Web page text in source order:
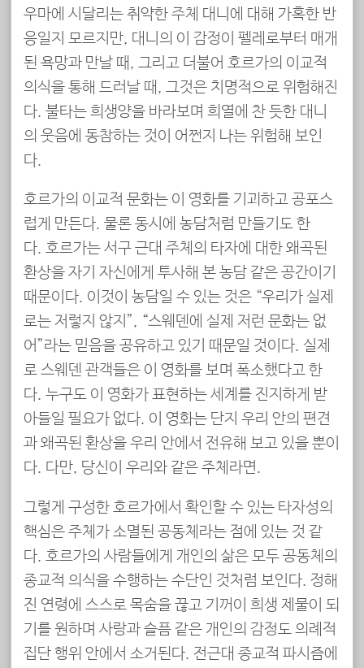
우마에 시달리는 취약한 주체 대니에 대해 가혹한 반
응일지 모르지만, 대니의 이 감정이 펠레로부터 매개
된 욕망과 만날 때, 그리고 더불어 호르가의 이교적
의식을 통해 드러날 때, 그것은 치명적으로 위험해진
다. 불타는 희생양을 바라보며 희열에 찬 듯한 대니
의 웃음에 동참하는 것이 어쩐지 나는 위험해 보인
다.
호르가의 이교적 문화는 이 영화를 기괴하고 공포스
럽게 만든다. 물론 동시에 농담처럼 만들기도 한
다. 호르가는 서구 근대 주체의 타자에 대한 왜곡된
환상을 자기 자신에게 투사해 본 농담 같은 공간이기
때문이다. 이것이 농담일 수 있는 것은 “우리가 실제
로는 저렇지 않지”, “스웨덴에 실제 저런 문화는 없
어”라는 믿음을 공유하고 있기 때문일 것이다. 실제
로 스웨덴 관객들은 이 영화를 보며 폭소했다고 한
다. 누구도 이 영화가 표현하는 세계를 진지하게 받
아들일 필요가 없다. 이 영화는 단지 우리 안의 편견
과 왜곡된 환상을 우리 안에서 전유해 보고 있을 뿐이
다. 다만, 당신이 우리와 같은 주체라면.
그렇게 구성한 호르가에서 확인할 수 있는 타자성의
핵심은 주체가 소멸된 공동체라는 점에 있는 것 같
다. 호르가의 사람들에게 개인의 삶은 모두 공동체의
종교적 의식을 수행하는 수단인 것처럼 보인다. 정해
진 연령에 스스로 목숨을 끊고 기꺼이 희생 제물이 되
기를 원하며 사랑과 슬픔 같은 개인의 감정도 의례적
집단 행위 안에서 소거된다. 전근대 종교적 파시즘에